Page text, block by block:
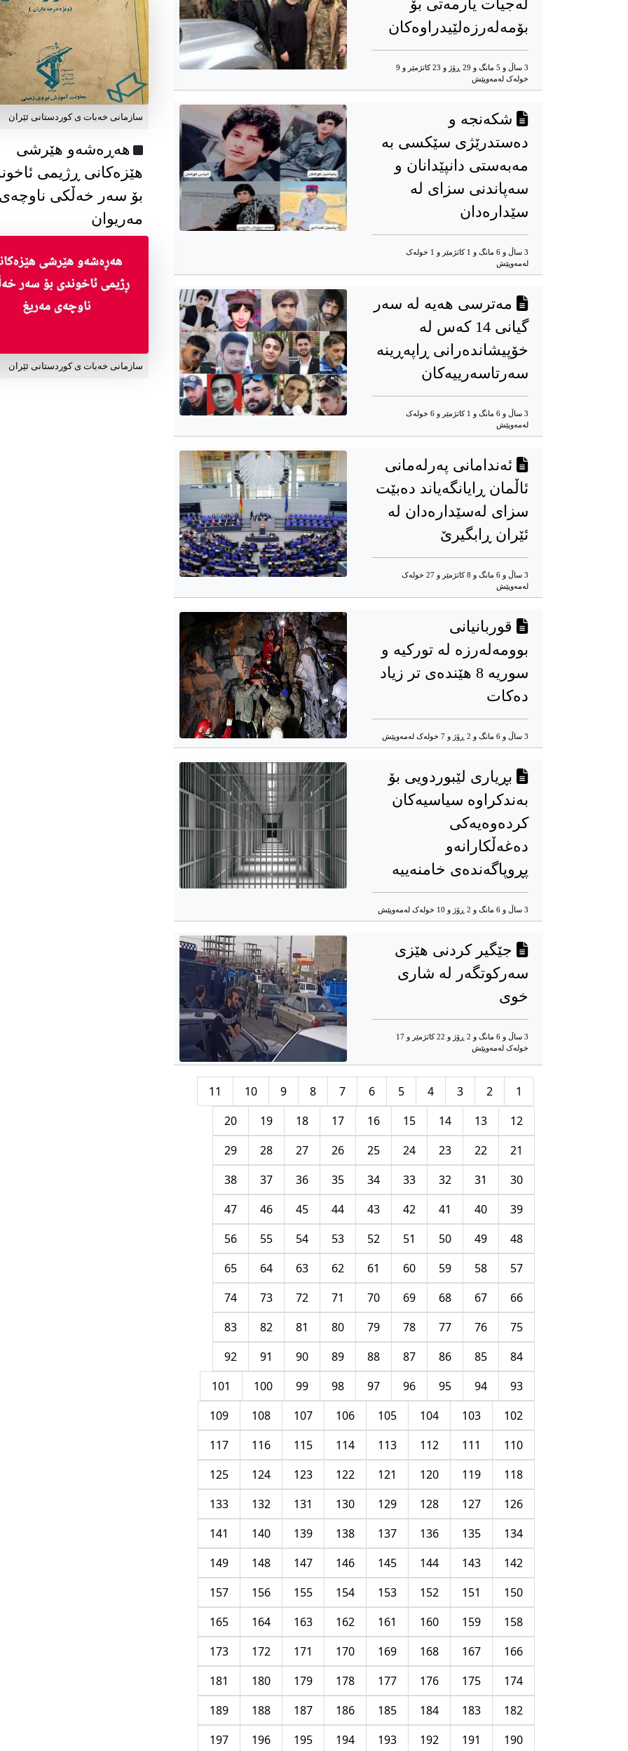
لەجیات یارمەتی بۆ
بۆمەلەرزەلێیدراوەکان
3 ساڵ و 5 مانگ و 29 ڕۆژ و 23 کاتژمێر و 9
خوله‌ک له‌مه‌وپێش‌
شکەنجە و
دەستدرێژی سێکسی بە
مەبەستی دانپێدانان و
سەپاندنی سزای لە
سێدارەدان
3 ساڵ و 6 مانگ و 1 کاتژمێر و 1 خوله‌ک
له‌مه‌وپێش‌
مەترسی هەیە لە سەر
گیانی 14 کەس لە
خۆپیشاندەرانی ڕاپەڕینە
سەرتاسەرییەکان
3 ساڵ و 6 مانگ و 1 کاتژمێر و 6 خوله‌ک
له‌مه‌وپێش‌
ئەندامانی پەرلەمانی
ئاڵمان ڕایانگەیاند دەبێت
سزای لەسێدارەدان لە
ئێران ڕابگیرێ
3 ساڵ و 6 مانگ و 8 کاتژمێر و 27 خوله‌ک
له‌مه‌وپێش‌
قوربانیانی
بوومەلەرزە لە تورکیە و
سوریە 8 هێندەی تر زیاد
دەکات
3 ساڵ و 6 مانگ و 2 ڕۆژ و 7 خوله‌ک له‌مه‌وپێش‌
بڕیاری لێبوردویی بۆ
بەندکراوه سیاسیەکان
کردەوەیەکی
دەغەڵکارانەو
پڕوپاگەندەی خامنەییه
3 ساڵ و 6 مانگ و 2 ڕۆژ و 10 خوله‌ک له‌مه‌وپێش‌
جێگیر کردنی هێزی
سەرکوتگەر لە شاری
خوی
3 ساڵ و 6 مانگ و 2 ڕۆژ و 22 کاتژمێر و 17
خوله‌ک له‌مه‌وپێش‌
1
2
3
4
5
6
7
8
9
10
11
12
13
14
15
16
17
18
19
20
21
22
23
24
25
26
27
28
29
30
31
32
33
34
35
36
37
38
39
40
41
42
43
44
45
46
47
48
49
50
51
52
53
54
55
56
57
58
59
60
61
62
63
64
65
66
67
68
69
70
71
72
73
74
75
76
77
78
79
80
81
82
83
84
85
86
87
88
89
90
91
92
93
94
95
96
97
98
99
100
101
102
103
104
105
106
107
108
109
110
111
112
113
114
115
116
117
118
119
120
121
122
123
124
125
126
127
128
129
130
131
132
133
134
135
136
137
138
139
140
141
142
143
144
145
146
147
148
149
150
151
152
153
154
155
156
157
158
159
160
161
162
163
164
165
166
167
168
169
170
171
172
173
174
175
176
177
178
179
180
181
182
183
184
185
186
187
188
189
190
191
192
193
194
195
196
197
سازمانی خەبات ی كوردستانی ئێران
هەڕەشەو هێرشی
هێزەکانی ڕژیمی
بۆ سەر خەڵکی
مەریوان
سازمانی خەبات ی کوردستانی ئێران